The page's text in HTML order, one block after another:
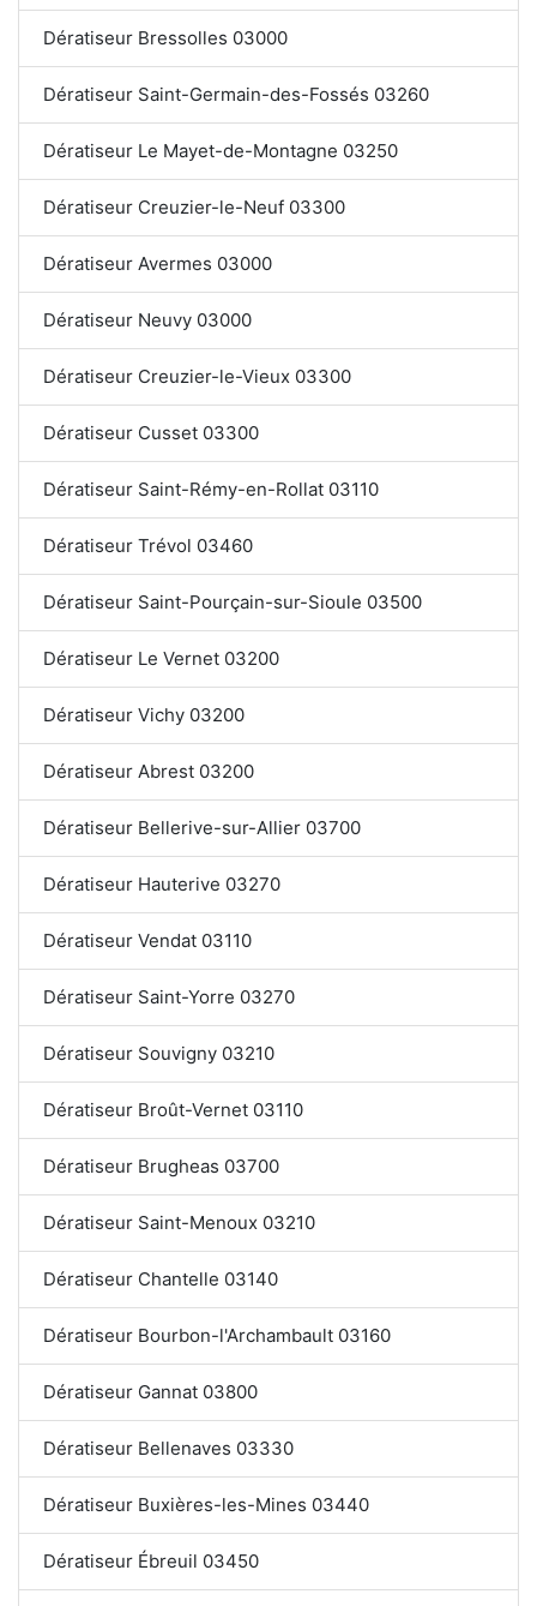
Dératiseur Bressolles 03000
Dératiseur Saint-Germain-des-Fossés 03260
Dératiseur Le Mayet-de-Montagne 03250
Dératiseur Creuzier-le-Neuf 03300
Dératiseur Avermes 03000
Dératiseur Neuvy 03000
Dératiseur Creuzier-le-Vieux 03300
Dératiseur Cusset 03300
Dératiseur Saint-Rémy-en-Rollat 03110
Dératiseur Trévol 03460
Dératiseur Saint-Pourçain-sur-Sioule 03500
Dératiseur Le Vernet 03200
Dératiseur Vichy 03200
Dératiseur Abrest 03200
Dératiseur Bellerive-sur-Allier 03700
Dératiseur Hauterive 03270
Dératiseur Vendat 03110
Dératiseur Saint-Yorre 03270
Dératiseur Souvigny 03210
Dératiseur Broût-Vernet 03110
Dératiseur Brugheas 03700
Dératiseur Saint-Menoux 03210
Dératiseur Chantelle 03140
Dératiseur Bourbon-l'Archambault 03160
Dératiseur Gannat 03800
Dératiseur Bellenaves 03330
Dératiseur Buxières-les-Mines 03440
Dératiseur Ébreuil 03450